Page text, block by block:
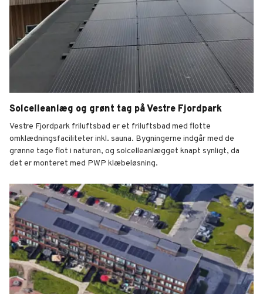
Solcelleanlæg og grønt tag på Vestre Fjordpark
Vestre Fjordpark friluftsbad er et friluftsbad med flotte
omklædningsfaciliteter inkl. sauna. Bygningerne indgår med de
grønne tage flot i naturen, og solcelleanlægget knapt synligt, da
det er monteret med PWP klæbeløsning.
Vestre Fjordpark friluftsbad